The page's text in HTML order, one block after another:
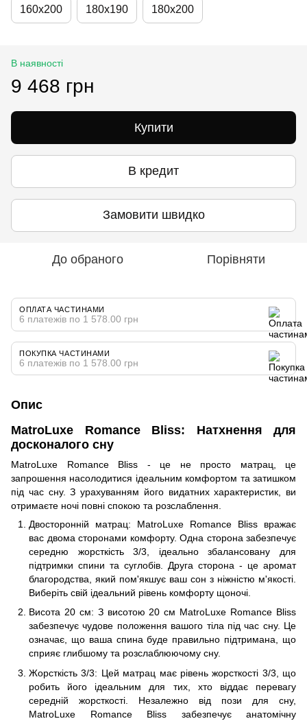
160х200 180х190 180х200
В наявності
9 468 грн
Купити
В кредит
Замовити швидко
До обраного Порівняти
ОПЛАТА ЧАСТИНАМИ
6 платежів по 1 578.00 грн
ПОКУПКА ЧАСТИНАМИ
6 платежів по 1 578.00 грн
Опис
MatroLuxe Romance Bliss: Натхнення для
досконалого сну
MatroLuxe Romance Bliss - це не просто матрац, це
запрошення насолодитися ідеальним комфортом та затишком
під час сну. З урахуванням його видатних характеристик, ви
отримаєте ночі повні спокою та розслаблення.
Двосторонній матрац: MatroLuxe Romance Bliss вражає
вас двома сторонами комфорту. Одна сторона забезпечує
середню жорсткість 3/3, ідеально збалансовану для
підтримки спини та суглобів. Друга сторона - це аромат
благородства, який пом'якшує ваш сон з ніжністю м'якості.
Виберіть свій ідеальний рівень комфорту щоночі.
Висота 20 см: З висотою 20 см MatroLuxe Romance Bliss
забезпечує чудове положення вашого тіла під час сну. Це
означає, що ваша спина буде правильно підтримана, що
сприяє глибшому та розслаблюючому сну.
Жорсткість 3/3: Цей матрац має рівень жорсткості 3/3, що
робить його ідеальним для тих, хто віддає перевагу
середній жорсткості. Незалежно від пози для сну,
MatroLuxe Romance Bliss забезпечує анатомічну